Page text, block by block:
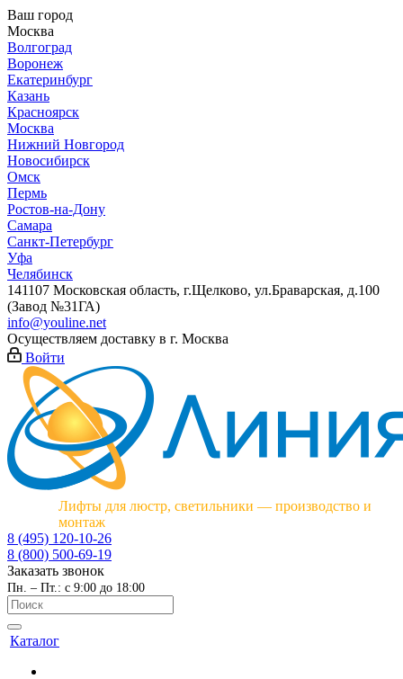
Ваш город
Москва
Волгоград
Воронеж
Екатеринбург
Казань
Красноярск
Москва
Нижний Новгород
Новосибирск
Омск
Пермь
Ростов-на-Дону
Самара
Санкт-Петербург
Уфа
Челябинск
141107 Московская область, г.Щелково, ул.Браварская, д.100
(Завод №31ГА)
info@youline.net
Осуществляем доставку в г. Москва
Войти
Лифты для люстр, светильники — производство и
монтаж
8 (495) 120-10-26
8 (800) 500-69-19
Заказать звонок
Пн. – Пт.: с 9:00 до 18:00
Каталог